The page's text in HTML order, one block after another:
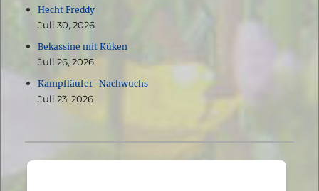
Hecht Freddy
Juli 30, 2026
Bekassine mit Küken
Juli 26, 2026
Kampfläufer-Nachwuchs
Juli 23, 2026